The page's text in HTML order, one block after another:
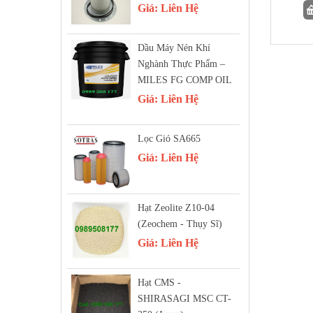
Giá: Liên Hệ
Dầu Máy Nén Khí
Nghành Thực Phẩm –
MILES FG COMP OIL
Giá: Liên Hệ
Lọc Gió SA665
Giá: Liên Hệ
Hạt Zeolite Z10-04
(Zeochem - Thụy Sĩ)
Giá: Liên Hệ
Hạt CMS -
SHIRASAGI MSC CT-